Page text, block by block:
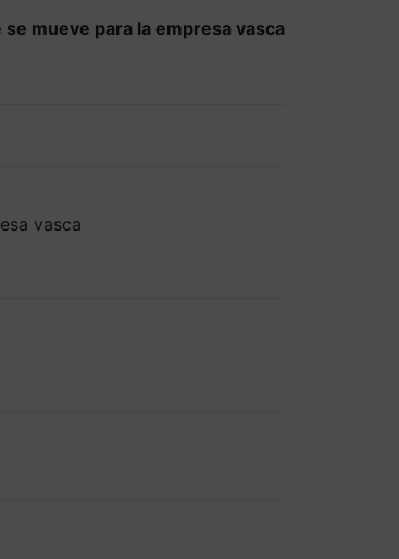
mueve para la empresa vasca
vasca